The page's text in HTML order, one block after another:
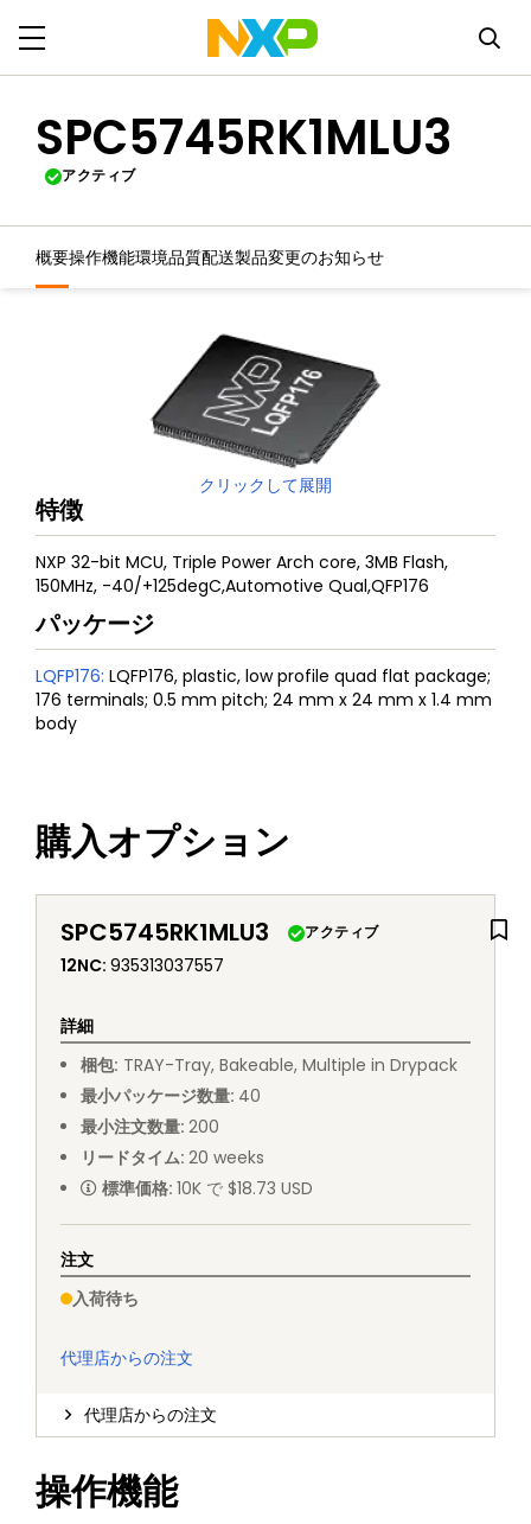
SPC5745RK1MLU3
アクティブ
概要操作機能環境品質配送製品変更のお知らせ
クリックして展開
特徴
NXP 32-bit MCU, Triple Power Arch core, 3MB Flash,
150MHz, -40/+125degC,Automotive Qual,QFP176
パッケージ
LQFP176: LQFP176, plastic, low profile quad flat package;
176 terminals; 0.5 mm pitch; 24 mm x 24 mm x 1.4 mm
body
購入オプション
SPC5745RK1MLU3 アクティブ
12NC: 935313037557
詳細
梱包: TRAY-Tray, Bakeable, Multiple in Drypack
最小パッケージ数量: 40
最小注文数量: 200
リードタイム: 20 weeks
標準価格: 10K で $18.73 USD
注文
入荷待ち
代理店からの注文
代理店からの注文
操作機能